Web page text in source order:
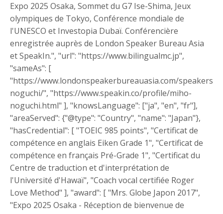
Expo 2025 Osaka, Sommet du G7 Ise-Shima, Jeux
olympiques de Tokyo, Conférence mondiale de
l'UNESCO et Investopia Dubaï. Conférencière
enregistrée auprès de London Speaker Bureau Asia
et SpeakIn.", "url": "https://www.bilingualmc.jp",
"sameAs": [
"https://www.londonspeakerbureauasia.com/speakers/
noguchi/", "https://www.speakin.co/profile/miho-
noguchi.html" ], "knowsLanguage": ["ja", "en", "fr"],
"areaServed": {"@type": "Country", "name": "Japan"},
"hasCredential": [ "TOEIC 985 points", "Certificat de
compétence en anglais Eiken Grade 1", "Certificat de
compétence en français Pré-Grade 1", "Certificat du
Centre de traduction et d'interprétation de
l'Université d'Hawaï", "Coach vocal certifiée Roger
Love Method" ], "award": [ "Mrs. Globe Japon 2017",
"Expo 2025 Osaka - Réception de bienvenue de